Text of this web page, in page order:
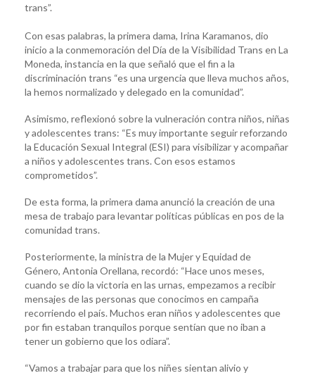
trans”.
Con esas palabras, la primera dama, Irina Karamanos, dio
inicio a la conmemoración del Día de la Visibilidad Trans en La
Moneda, instancia en la que señaló que el fin a la
discriminación trans “es una urgencia que lleva muchos años,
la hemos normalizado y delegado en la comunidad”.
Asimismo, reflexionó sobre la vulneración contra niños, niñas
y adolescentes trans: “Es muy importante seguir reforzando
la Educación Sexual Integral (ESI) para visibilizar y acompañar
a niños y adolescentes trans. Con esos estamos
comprometidos”.
De esta forma, la primera dama anunció la creación de una
mesa de trabajo para levantar políticas públicas en pos de la
comunidad trans.
Posteriormente, la ministra de la Mujer y Equidad de
Género, Antonia Orellana, recordó: “Hace unos meses,
cuando se dio la victoria en las urnas, empezamos a recibir
mensajes de las personas que conocimos en campaña
recorriendo el país. Muchos eran niños y adolescentes que
por fin estaban tranquilos porque sentían que no iban a
tener un gobierno que los odiara”.
“Vamos a trabajar para que los niñes sientan alivio y